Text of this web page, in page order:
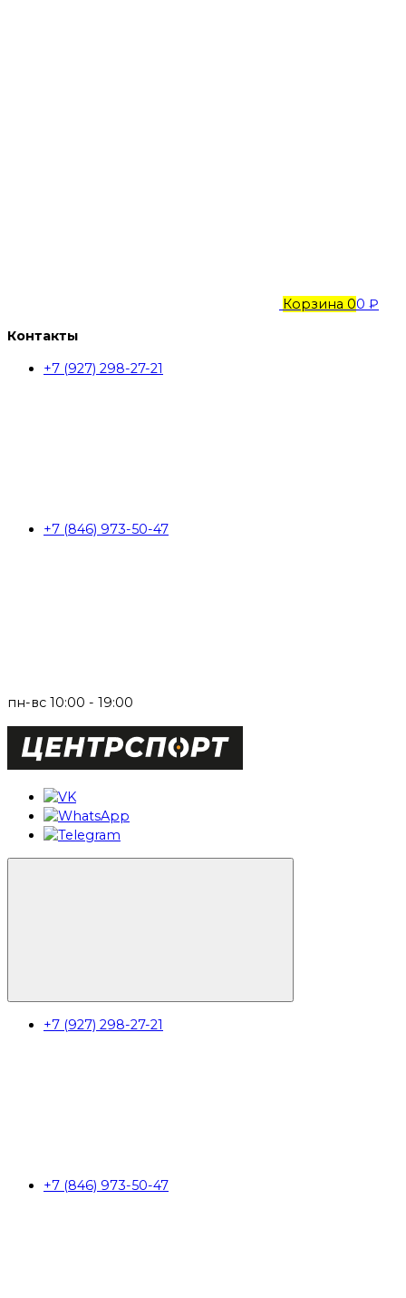
Корзина 00 ₽
Контакты
+7 (927) 298-27-21
+7 (846) 973-50-47
пн-вс 10:00 - 19:00
+7 (927) 298-27-21
+7 (846) 973-50-47